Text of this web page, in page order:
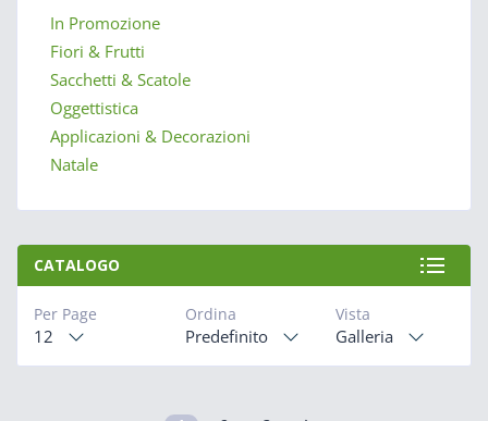
In Promozione
Fiori & Frutti
Sacchetti & Scatole
Oggettistica
Applicazioni & Decorazioni
Natale
CATALOGO
Vista
Galleria
Ordina
Predefinito
Per Page
12